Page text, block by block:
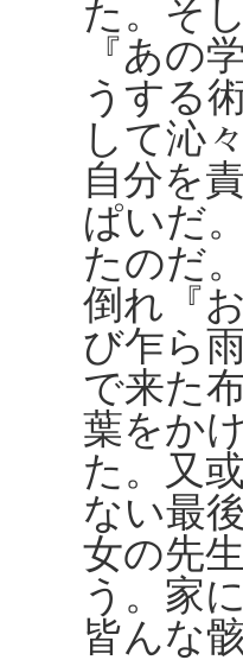
た。そ
『あの
うする
して沁
自分を
ぱいだ
たのだ
倒れ『
び乍ら
で来た
葉をか
た。又
ない最
女の先
う。家
皆んな